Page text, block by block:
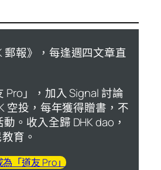
郵報》，每逢週四文章直
Pro」，加入 Signal 討論
空投，每年獲得贈書，不
。收入全歸 DHK dao，
育。
為「道友 Pro」